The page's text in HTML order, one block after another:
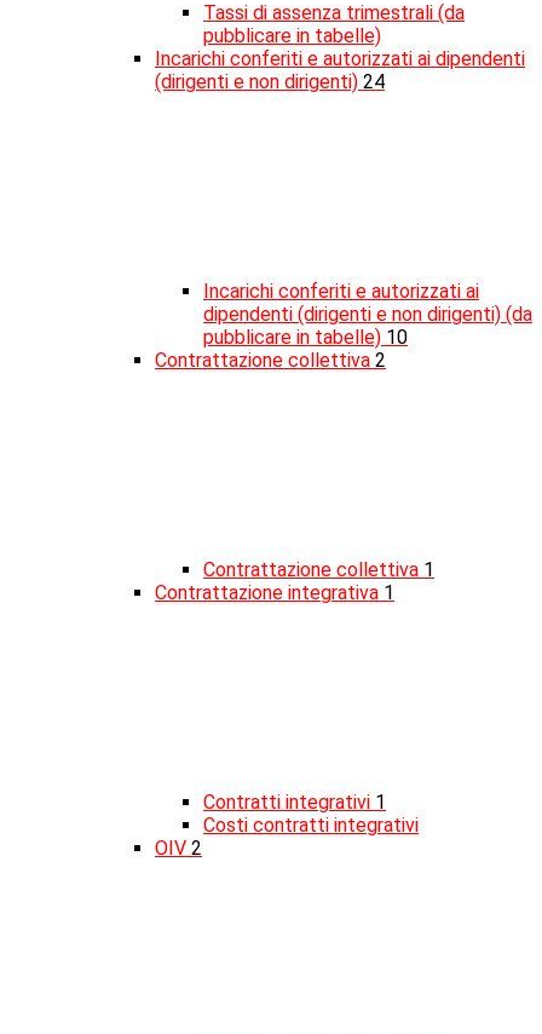
Tassi di assenza trimestrali (da
pubblicare in tabelle)
Incarichi conferiti e autorizzati ai dipendenti
(dirigenti e non dirigenti) 24
Incarichi conferiti e autorizzati ai
dipendenti (dirigenti e non dirigenti) (da
pubblicare in tabelle) 10
Contrattazione collettiva 2
Contrattazione collettiva 1
Contrattazione integrativa 1
Contratti integrativi 1
Costi contratti integrativi
OIV 2